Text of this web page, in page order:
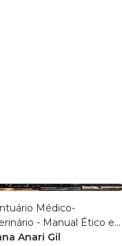
Médico-
- Manual Ético e
Anari Gil